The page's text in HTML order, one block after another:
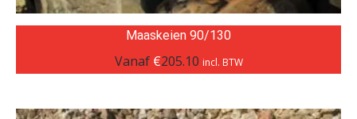
Maaskeien 90/130
Vanaf €205.10 incl. BTW